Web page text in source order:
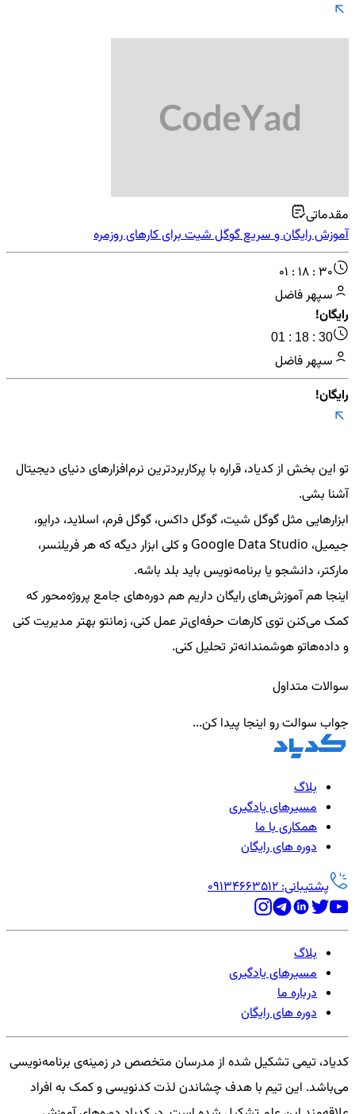
مقدماتی
آموزش رایگان و سریع گوگل شیت برای کارهای روزمره
01 : 18 : 30
سپهر فاضل
رایگان!
01 : 18 : 30
سپهر فاضل
رایگان!
تو این بخش از کدیاد، قراره با پرکاربردترین نرم‌افزارهای دنیای دیجیتال
آشنا بشی.
ابزارهایی مثل گوگل شیت، گوگل داکس، گوگل فرم، اسلاید، درایو،
جیمیل، Google Data Studio و کلی ابزار دیگه که هر فریلنسر،
مارکتر، دانشجو یا برنامه‌نویس باید بلد باشه.
اینجا هم آموزش‌های رایگان داریم هم دوره‌های جامع پروژه‌محور که
کمک می‌کنن توی کارهات حرفه‌ای‌تر عمل کنی، زمانتو بهتر مدیریت کنی
و داده‌هاتو هوشمندانه‌تر تحلیل کنی.
سوالات متداول
جواب سوالت رو اینجا پیدا کن...
بلاگ
مسیرهای یادگیری
همکاری با ما
دوره های رایگان
پشتیبانی: 09134663512
بلاگ
مسیرهای یادگیری
درباره ما
دوره های رایگان
کدیاد، تیمی تشکیل شده از مدرسان متخصص در زمینه‌ی برنامه‌نویسی
می‌باشد. این تیم با هدف چشاندن لذت کدنویسی و کمک به افراد